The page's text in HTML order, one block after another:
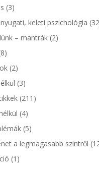
(3)
keleti pszichológia
– mantrák(2)
(2)
(3)
(211)
(4)
(5)
a legmagasabb szintről
(1)